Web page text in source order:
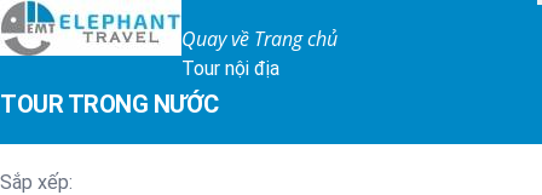
Quay về Trang chủ
Tour nội địa
TOUR TRONG NƯỚC
Sắp xếp: